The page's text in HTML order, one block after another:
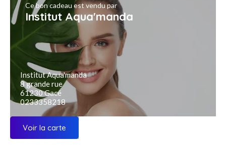
Ce bon cadeau est vendu par
Institut Aqua'manda
Institut Aqua'manda
8 grande rue
61230 Gacé
0233358218
Voir la carte